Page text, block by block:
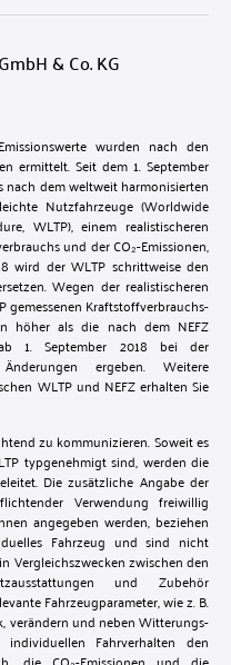
& Co. KG
wurden nach den
ermittelt. Seit dem 1. September
nach dem weltweit harmonisierten
Nutzfahrzeuge (Worldwide
WLTP), einem realistischeren
und der CO₂-Emissionen,
wird der WLTP schrittweise den
Wegen der realistischeren
gemessenen Kraftstoffverbrauchs-
höher als die nach dem NEFZ
1. September 2018 bei der
Änderungen ergeben. Weitere
WLTP und NEFZ erhalten Sie
zu kommunizieren. Soweit es
typgenehmigt sind, werden die
Die zusätzliche Angabe der
Verwendung freiwillig
angegeben werden, beziehen
Fahrzeug und sind nicht
Vergleichszwecken zwischen den
und Zubehör
Fahrzeugparameter, wie z. B.
verändern und neben Witterungs-
Fahrverhalten den